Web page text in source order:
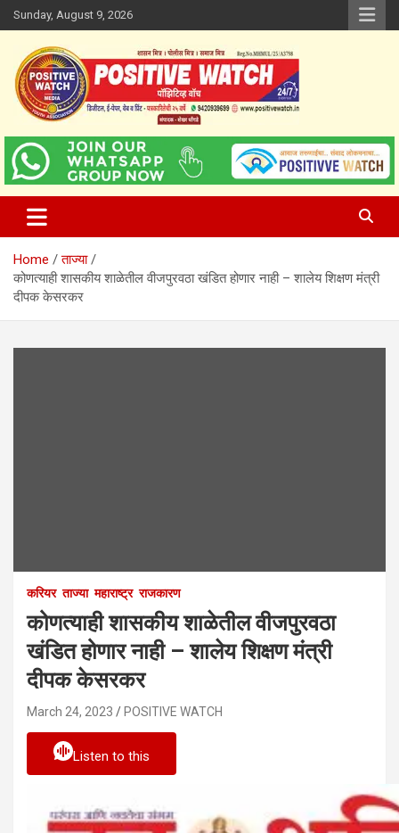
Skip
to
content
Sunday, August 9, 2026
Positive Watch
www.positivewatch.in
Home
ताज्या
कोणत्याही शासकीय शाळेतील वीजपुरवठा खंडित होणार नाही – शालेय शिक्षण मंत्री
दीपक केसरकर
करियर ताज्या महाराष्ट्र राजकारण
कोणत्याही शासकीय शाळेतील वीजपुरवठा
खंडित होणार नाही – शालेय शिक्षण मंत्री
दीपक केसरकर
March 24, 2023 POSITIVE WATCH
Listen to this